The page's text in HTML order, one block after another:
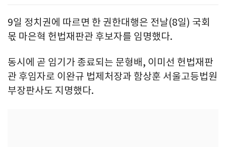
9일 정치권에 따르면 한 권한대행은 전날(8일) 국회
몫 마은혁 헌법재판관 후보자를 임명했다.
동시에 곧 임기가 종료되는 문형배, 이미선 헌법재판
관 후임자로 이완규 법제처장과 함상훈 서울고등법원
부장판사도 지명했다.